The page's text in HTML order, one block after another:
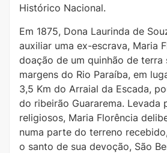
Histórico Nacional.
Em 1875, Dona Laurinda de
auxiliar uma ex-escrava, Maria
doação de um quinhão de terra
margens do Rio Paraíba, em
3,5 Km do Arraial da Escada,
do ribeirão Guararema. Levada
religiosos, Maria Florência
numa parte do terreno
o santo de sua devoção, São